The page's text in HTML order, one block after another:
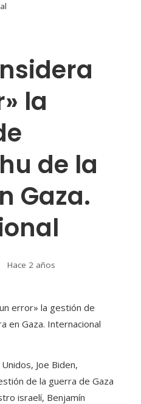
la
de la
Gaza.
Hace 2 años
Joe Biden,
de la guerra de Gaza
israelí, Benjamín